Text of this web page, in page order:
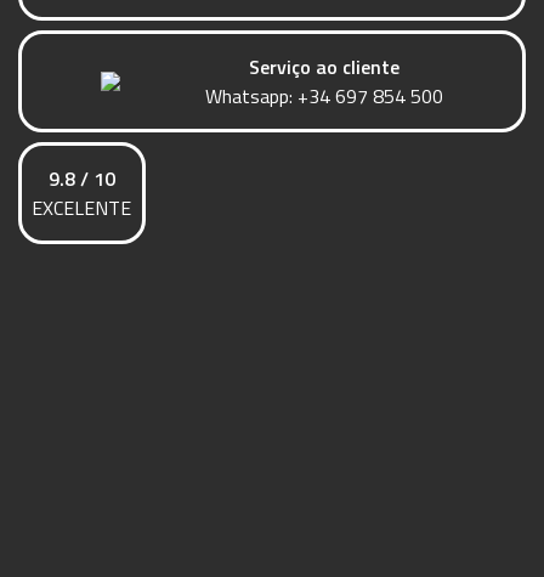
Serviço ao cliente
Whatsapp: +34 697 854 500
9.8 / 10
EXCELENTE